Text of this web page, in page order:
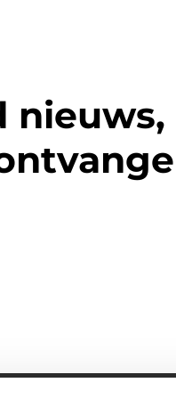
nieuws,